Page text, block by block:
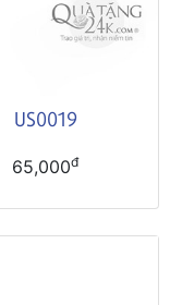
US0019
65,000đ